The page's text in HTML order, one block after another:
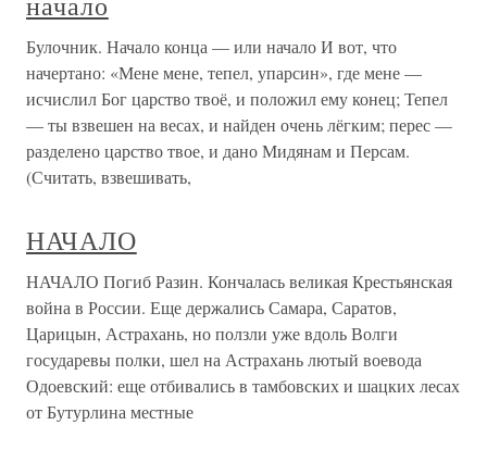
Булочник. Начало конца — или начало И вот, что
начертано: «Мене мене, тепел, упарсин», где мене —
исчислил Бог царство твоё, и положил ему конец; Тепел
— ты взвешен на весах, и найден очень лёгким; перес —
разделено царство твое, и дано Мидянам и Персам.
(Считать, взвешивать,
НАЧАЛО
НАЧАЛО Погиб Разин. Кончалась великая Крестьянская
война в России. Еще держались Самара, Саратов,
Царицын, Астрахань, но ползли уже вдоль Волги
государевы полки, шел на Астрахань лютый воевода
Одоевский: еще отбивались в тамбовских и шацких лесах
от Бутурлина местные